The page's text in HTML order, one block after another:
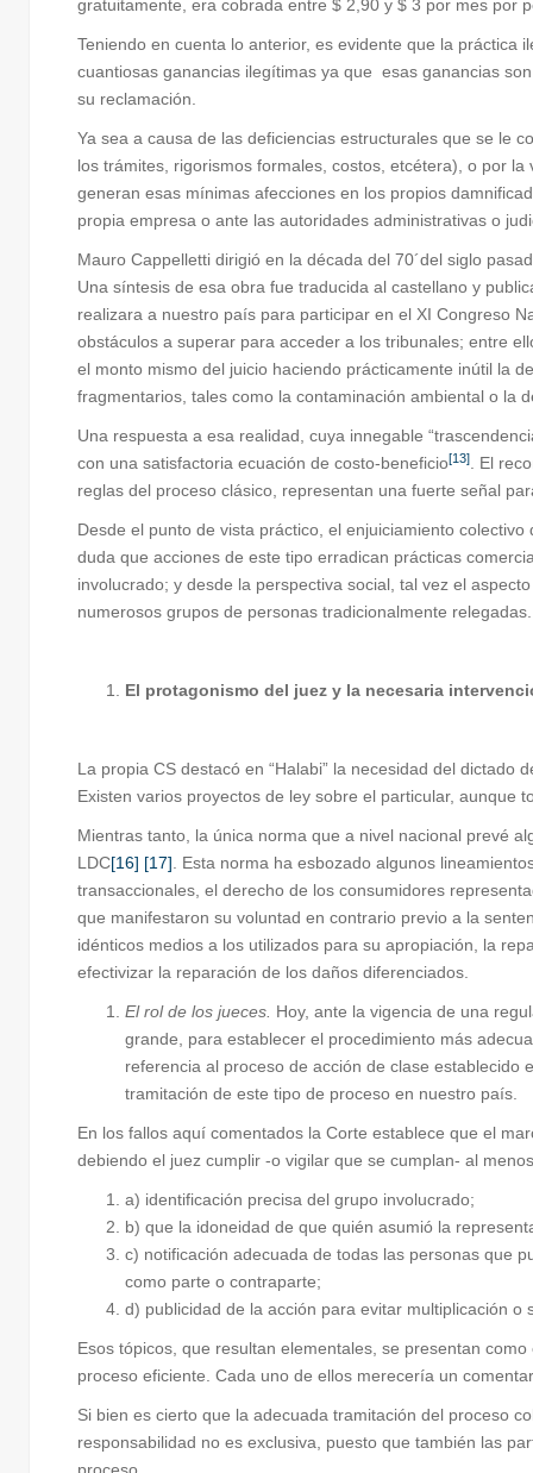
gratuitamente, era cobrada entre $ 2,90 y $ 3 por mes por
Teniendo en cuenta lo anterior, es evidente que la práctica
cuantiosas ganancias ilegítimas ya que esas ganancias
su reclamación.
Ya sea a causa de las deficiencias estructurales que se le
los trámites, rigorismos formales, costos, etcétera), o por
generan esas mínimas afecciones en los propios
propia empresa o ante las autoridades administrativas o
Mauro Cappelletti dirigió en la década del 70´del siglo
Una síntesis de esa obra fue traducida al castellano y
realizara a nuestro país para participar en el XI Congreso
obstáculos a superar para acceder a los tribunales; entre
el monto mismo del juicio haciendo prácticamente inútil la
fragmentarios, tales como la contaminación ambiental o la
Una respuesta a esa realidad, cuya innegable
con una satisfactoria ecuación de costo-beneficio[13]
. El
reglas del proceso clásico, representan una fuerte señal
Desde el punto de vista práctico, el enjuiciamiento
duda que acciones de este tipo erradican prácticas
involucrado; y desde la perspectiva social, tal vez el
numerosos grupos de personas tradicionalmente relegadas.
El protagonismo del juez y la necesaria
La propia CS destacó en “Halabi” la necesidad del
Existen varios proyectos de ley sobre el particular, aunque
Mientras tanto, la única norma que a nivel nacional prevé
LDC[16] [17] . Esta norma ha esbozado algunos
transaccionales, el derecho de los consumidores
que manifestaron su voluntad en contrario previo a la
idénticos medios a los utilizados para su apropiación, la
efectivizar la reparación de los daños diferenciados.
El rol de los jueces. Hoy, ante la vigencia de una
grande, para establecer el procedimiento más
referencia al proceso de acción de clase
tramitación de este tipo de proceso en nuestro país.
En los fallos aquí comentados la Corte establece que el
debiendo el juez cumplir -o vigilar que se cumplan- al
a) identificación precisa del grupo involucrado;
b) que la idoneidad de que quién asumió la
c) notificación adecuada de todas las personas que
como parte o contraparte;
d) publicidad de la acción para evitar multiplicación
Esos tópicos, que resultan elementales, se presentan
proceso eficiente. Cada uno de ellos merecería un
Si bien es cierto que la adecuada tramitación del proceso
responsabilidad no es exclusiva, puesto que también las